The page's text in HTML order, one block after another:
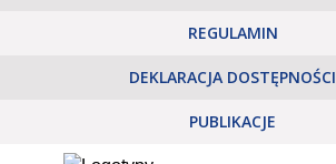
REGULAMIN
DEKLARACJA DOSTĘPNOŚCI
PUBLIKACJE